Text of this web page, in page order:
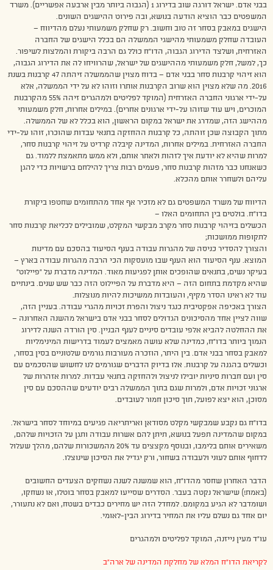
בבני אדם. ישראל דורגה שוב בדירוג 1 (הגבוה ביותר מבין ארבעה אפשריים). משרד
המשפטים כבר הוציא הודעה בנושא, ובה פירוט ההישגים השונים.
הישגים במאבק בסחר זה טוב וחשוב. רק שחלק משמעותי נעלם מהדיווח –
העובדה שחלק משמעותי מהישגי הממשלה הם בכלל הישגים של החברה
האזרחית, ושלצד הדירוג הגבוה, הדו”ח כולל גם הרבה ביקורת והמלצות לשיפור.
כך, למשל, חלק משמעותי מההישגים של ישראל, שהרוויחו לה את הדירוג הגבוה,
הוא זיהוי קרבנות סחר בבני אדם – בדוח מצוין שהממשלה זיהתה 47 קרבנות בשנת
2016. מה שלא מצוין הוא שרוב הקרבנות אותרו וזוהו לא על ידי הממשלה, אלא
על-ידי ארגוני החברה האזרחית (המוקד לפליטים ולמהגרים זיהה 55% מהקרבנות
המוכרים, ויש עוד שזוהו על-ידי ארגונים אחרים). במילים אחרות, חלק משמעותי
מההישג הזה, שמדרג את ישראל במקום הראשון, הוא בכלל לא של הממשלה.
מתוך הקבוצה שכן זוהתה, כל קרבנות ההחזקה בתנאי עבדות שהוכרו, זוהו על-ידי
החברה האזרחית. במילים אחרות, המדינה קיבלה קרדיט על זיהוי קרבנות סחר,
למרות שהיא לא יודעת איך לזהות ולאתר אותם, ולא ממש מתאמצת ללמוד. גם
כשאנחנו כבר מזהות קרבנות סחר, פעמים רבות צריך להילחם ברשויות כדי להגן
עליהם ולשחרר אותם מהכלא.
הדיווח של משרד המשפטים גם לא מזכיר אף אחד מהתחומים שחטפו ביקורת
בדו”ח. בולטים בין התחומים האלו –
הכשלים בזיהוי קרבנות סחר מקרב מבקשי המקלט, שמובילים לכליאת קרבנות סחר
לתקופות ממושכות;
והצורך להסדיר כניסה של מהגרות עבודה בענף הסיעוד בהסכם עם מדינות
המוצא. ענף הסיעוד הוא הענף שבו מועסקות הכי הרבה מהגרות עבודה בארץ –
בעיקר נשים, בתנאים שהופכים אותן לפגיעות מאוד. המדינה מדברת על “פיילוט”
שהיא מקדמת בתחום הזה – היא מדברת על הפיילוט הזה כבר שש שנים. בינתיים
עוד לא ראינו הסדר מקיף, והעובדות ממשיכות להיות מנוצלות.
הצורך באכיפה אפקטיבית כנגד ניצול והפרת זכויות מהגרי עבודה. בעניין הזה,
שווה לציין אחד מהסיכונים הגדולים לסחר בבני אדם בישראל מהשנה האחרונה –
את ההחלטה להביא אלפי עובדים סיניים לענף הבניין. סין הורדה השנה לדירוג
הנמוך ביותר בדו”ח, כמדינה שלא עושה מאמצים לעמוד בדרישות המינימליות
למאבק בסחר בבני אדם. בין היתר, הוזכרה מעורבות גורמים שלטוניים בסין בסחר,
וכשלים בהגנה על קרבנות. אלו בדיוק הדברים שגורמים לנו לחשוש שהסכמים עם
סין ועם חברות סיניות יובילו לניצול ולהחזקה בתנאי עבדות. למרות אזהרות של
ארגוני זכויות אדם, ולמרות שגם בתוך הממשלה רבים יודעים שההסכם עם סין
מסוכן, הוא יצא לפועל, תוך סיכון חמור לעובדים.
בדו”ח גם נקבע שמבקשי מקלט מסודאן ואריתריאה פגיעים במיוחד לסחר בישראל.
במקום שהמדינה תפעל בנושא, תיתן להם אשרות עבודה ותגן על הזכויות שלהם,
משאירים אותם בלימבו, ובנוסף מקצצים עד 20% מהמשכורות שלהם, מהלך שעלול
לדחוף אותם לעוני ולעבודה בשחור, ורק יגדיל את הסיכון שינוצלו.
הדבר האחרון שחסר מהדו”ח, הוא שמשנה לשנה נשחקים הצעדים החשובים
(באמת!) שישראל נקטה בעבר. הסדרים שסייעו למאבק בסחר בוטלו, או נשחקו,
ושומדבר לא הגיע במקומם. למחדל הזה יש מחירים כבדים בשטח, ואם לא נתעורר,
יום אחד גם נשלם עליו את המחיר בדירוג הבין-לאומי.
עו”ד מעין נייזנה, המוקד לפליטים ולמהגרים
לקריאת הדו”ח המלא של מחלקת המדינה של ארה”ב